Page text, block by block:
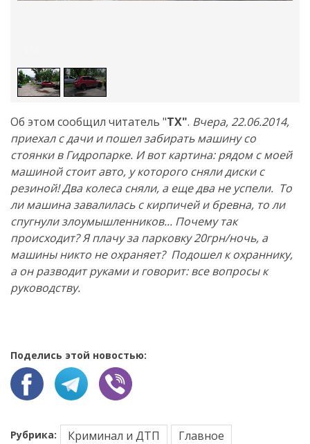
Об этом сообщил читатель "ТХ". Вчера, 22.06.2014,
приехал с дачи и пошел забирать машину со
стоянки в Гидропарке. И вот картина: рядом с моей
машиной стоит авто, у которого сняли диски с
резиной! Два колеса сняли, а еще два не успели. То
ли машина завалилась с кирпичей и бревна, то ли
спугнули злоумышленников... Почему так
происходит? Я плачу за парковку 20грн/ночь, а
машины никто не охраняет? Подошел к охраннику,
а он разводит руками и говорит: все вопросы к
руководству.
Поделись этой новостью:
Рубрика: Криминал и ДТП Главное